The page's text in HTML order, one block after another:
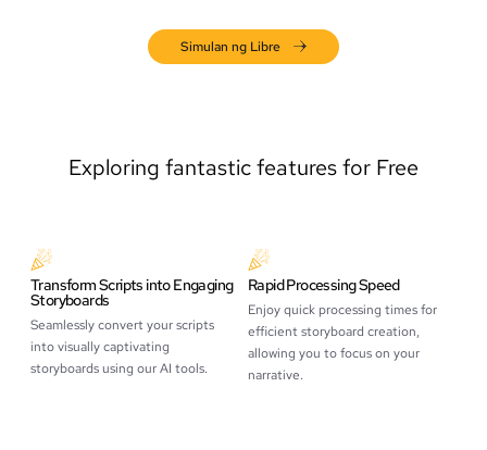
Simulan ng Libre
Exploring fantastic features for Free
Transform Scripts into Engaging
Storyboards
Seamlessly convert your scripts
into visually captivating
storyboards using our AI tools.
Rapid Processing Speed
Enjoy quick processing times for
efficient storyboard creation,
allowing you to focus on your
narrative.